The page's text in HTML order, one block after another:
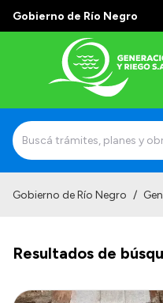
Gobierno de Río Negro
Misión
Autoridades
Gobierno de Río Negro /
Resultados de